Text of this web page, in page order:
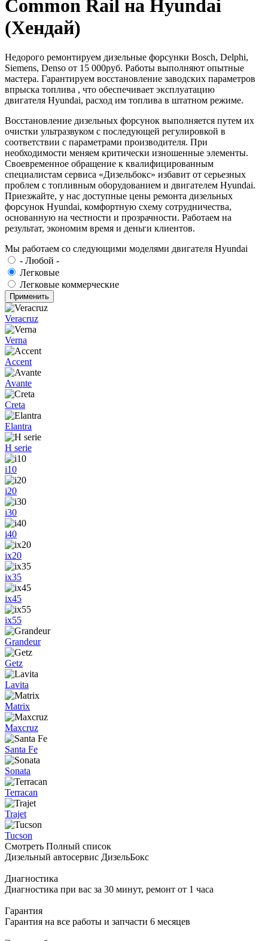
Common Rail на Hyundai
(Хендай)
Недорого ремонтируем дизельные форсунки Bosch, Delphi,
Siemens, Denso от 15 000руб. Работы выполняют опытные
мастера. Гарантируем восстановление заводских параметров
впрыска топлива , что обеспечивает эксплуатацию
двигателя Hyundai, расход им топлива в штатном режиме.
Восстановление дизельных форсунок выполняется путем их
очистки ультразвуком с последующей регулировкой в
соответствии с параметрами производителя. При
необходимости меняем критически изношенные элементы.
Своевременное обращение к квалифицированным
специалистам сервиса «Дизельбокс» избавит от серьезных
проблем с топливным оборудованием и двигателем Hyundai.
Приезжайте, у нас доступные цены ремонта дизельных
форсунок Hyundai, комфортную схему сотрудничества,
основанную на честности и прозрачности. Работаем на
результат, экономим время и деньги клиентов.
Мы работаем со следующими моделями двигателя Hyundai
- Любой -
Легковые
Легковые коммерческие
Veracruz
Verna
Accent
Avante
Creta
Elantra
H serie
i10
i20
i30
i40
ix20
ix35
ix45
ix55
Grandeur
Getz
Lavita
Matrix
Maxcruz
Santa Fe
Sonata
Terracan
Trajet
Tucson
Смотреть Полный список
Дизельный автосервис ДизельБокс
Диагностика
Диагностика при вас за 30 минут, ремонт от 1 часа
Гарантия
Гарантия на все работы и запчасти 6 месяцев